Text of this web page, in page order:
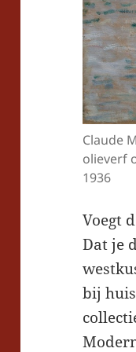
Claude
olieverf
1936
Voegt
Dat je
bij